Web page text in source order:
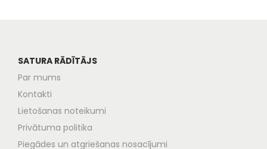
SATURA RĀDĪTĀJS
Par mums
Kontakti
Lietošanas noteikumi
Privātuma politika
Piegādes un atgriešanas nosacījumi